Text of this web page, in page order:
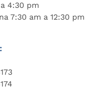
4:30 pm
7:30 am a 12:30